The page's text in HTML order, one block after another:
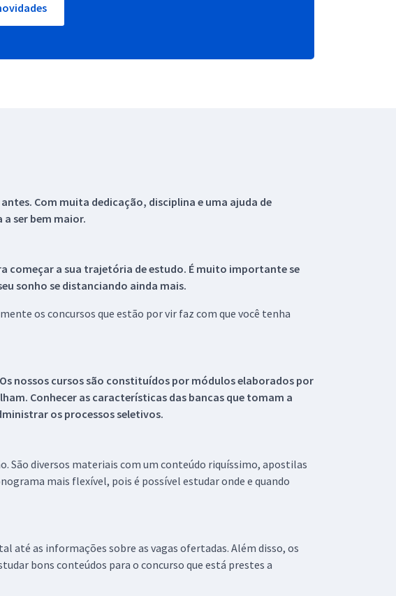
Com muita dedicação, disciplina e uma ajuda de
ser bem maior.
começar a sua trajetória de estudo. É muito importante se
sonho se distanciando ainda mais.
os concursos que estão por vir faz com que você tenha
nossos cursos são constituídos por módulos elaborados por
Conhecer as características das bancas que tomam a
os processos seletivos.
São diversos materiais com um conteúdo riquíssimo, apostilas
mais flexível, pois é possível estudar onde e quando
até as informações sobre as vagas ofertadas. Além disso, os
bons conteúdos para o concurso que está prestes a